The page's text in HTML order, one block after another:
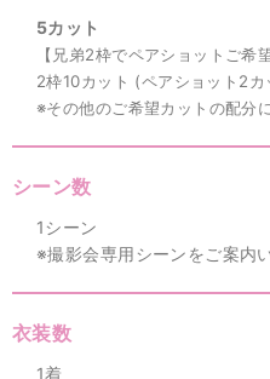
5カット
【兄弟2枠でペアショットご希
2枠10カット (ペアショット2
※その他のご希望カットの配分
シーン数
1シーン
※撮影会専用シーンをご案内
衣装数
1着